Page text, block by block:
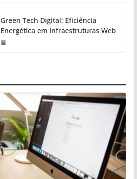
Green Tech Digital: Eficiência
Energética em Infraestruturas Web